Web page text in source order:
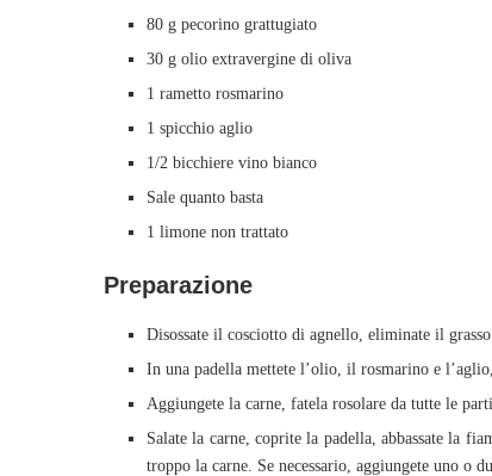
80 g pecorino grattugiato
30 g olio extravergine di oliva
1 rametto rosmarino
1 spicchio aglio
1/2 bicchiere vino bianco
Sale quanto basta
1 limone non trattato
Preparazione
Disossate il cosciotto di agnello, eliminate il
In una padella mettete l’olio, il rosmarino e
Aggiungete la carne, fatela rosolare da tutte le
Salate la carne, coprite la padella, abbassate la
troppo la carne. Se necessario, aggiungete uno o